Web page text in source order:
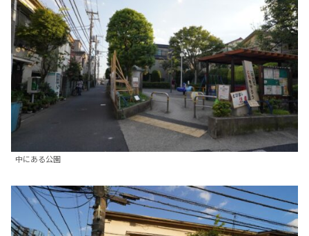
中にある公園